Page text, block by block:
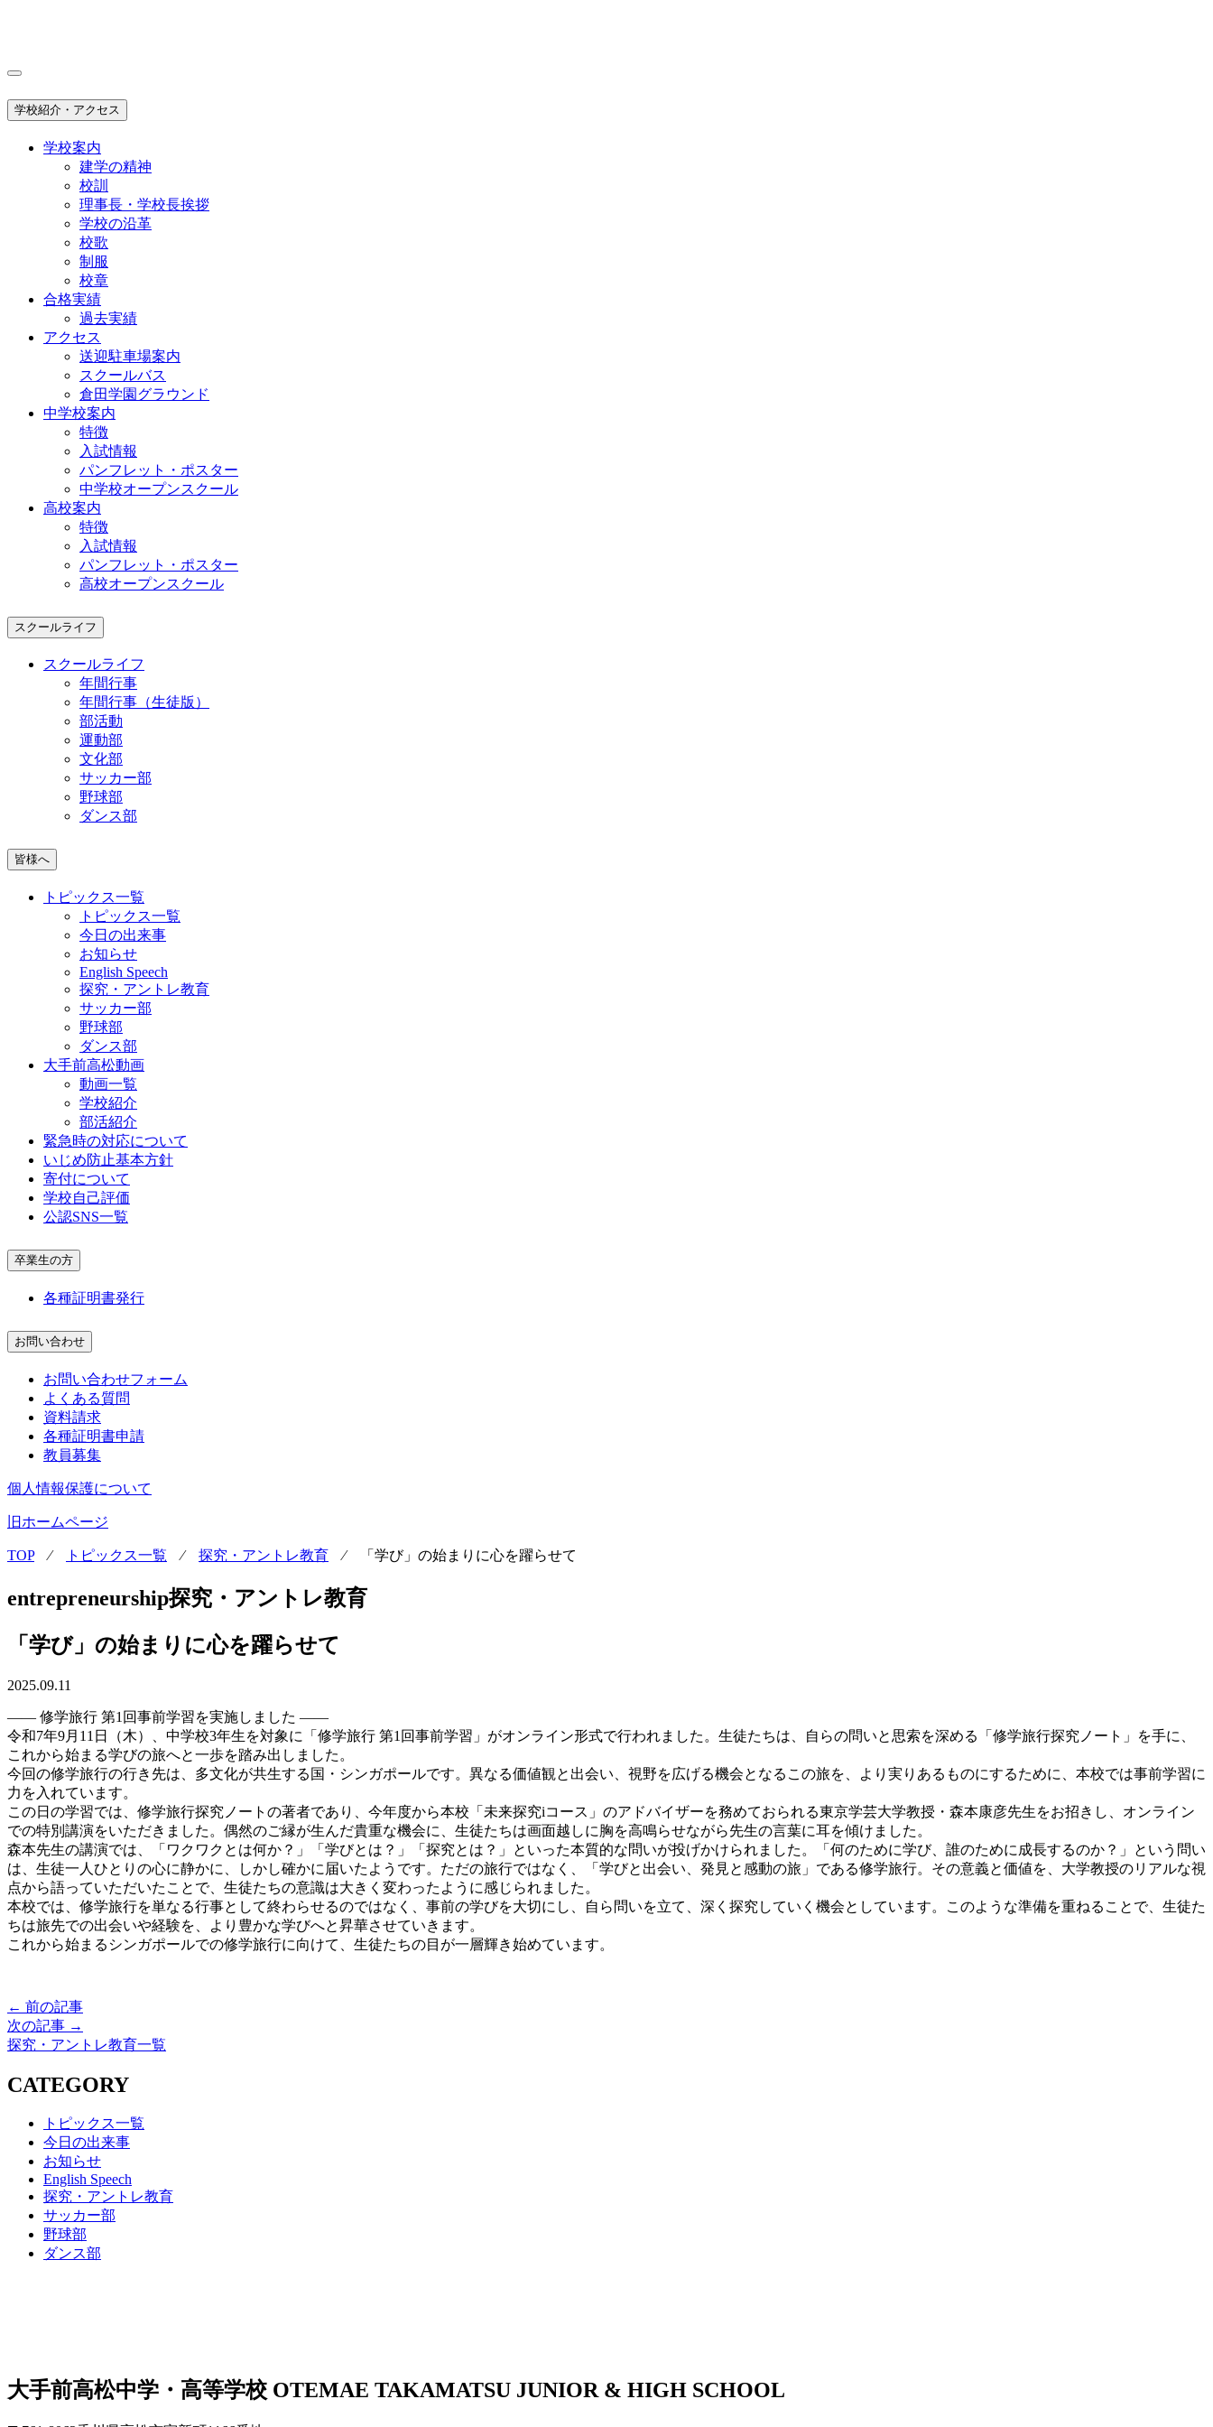
学校紹介・アクセス
学校案内
建学の精神
校訓
理事長・学校長挨拶
学校の沿革
校歌
制服
校章
合格実績
過去実績
アクセス
送迎駐車場案内
スクールバス
倉田学園グラウンド
中学校案内
特徴
入試情報
パンフレット・ポスター
中学校オープンスクール
高校案内
特徴
入試情報
パンフレット・ポスター
高校オープンスクール
スクールライフ
スクールライフ
年間行事
年間行事（生徒版）
部活動
運動部
文化部
サッカー部
野球部
ダンス部
皆様へ
トピックス一覧
トピックス一覧
今日の出来事
お知らせ
English Speech
探究・アントレ教育
サッカー部
野球部
ダンス部
大手前高松動画
動画一覧
学校紹介
部活紹介
緊急時の対応について
いじめ防止基本方針
寄付について
学校自己評価
公認SNS一覧
卒業生の方
各種証明書発行
お問い合わせ
お問い合わせフォーム
よくある質問
資料請求
各種証明書申請
教員募集
個人情報保護について
旧ホームページ
TOP⁄ トピックス一覧 ⁄ 探究・アントレ教育 ⁄ 「学び」の始まりに心を躍らせて
entrepreneurship探究・アントレ教育
「学び」の始まりに心を躍らせて
2025.09.11
―― 修学旅行 第1回事前学習を実施しました ――
令和7年9月11日（木）、中学校3年生を対象に「修学旅行 第1回事前学習」がオンライン形式で行われました。生徒たちは、自らの問いと思索を深める「修学旅行探究ノート」を手に、
これから始まる学びの旅へと一歩を踏み出しました。
今回の修学旅行の行き先は、多文化が共生する国・シンガポールです。異なる価値観と出会い、視野を広げる機会となるこの旅を、より実りあるものにするために、本校では事前学習に
力を入れています。
この日の学習では、修学旅行探究ノートの著者であり、今年度から本校「未来探究iコース」のアドバイザーを務めておられる東京学芸大学教授・森本康彦先生をお招きし、オンライン
での特別講演をいただきました。偶然のご縁が生んだ貴重な機会に、生徒たちは画面越しに胸を高鳴らせながら先生の言葉に耳を傾けました。
森本先生の講演では、「ワクワクとは何か？」「学びとは？」「探究とは？」といった本質的な問いが投げかけられました。「何のために学び、誰のために成長するのか？」という問い
は、生徒一人ひとりの心に静かに、しかし確かに届いたようです。ただの旅行ではなく、「学びと出会い、発見と感動の旅」である修学旅行。その意義と価値を、大学教授のリアルな視
点から語っていただいたことで、生徒たちの意識は大きく変わったように感じられました。
本校では、修学旅行を単なる行事として終わらせるのではなく、事前の学びを大切にし、自ら問いを立て、深く探究していく機会としています。このような準備を重ねることで、生徒た
ちは旅先での出会いや経験を、より豊かな学びへと昇華させていきます。
これから始まるシンガポールでの修学旅行に向けて、生徒たちの目が一層輝き始めています。
← 前の記事
次の記事 →
探究・アントレ教育一覧
CATEGORY
トピックス一覧
今日の出来事
お知らせ
English Speech
探究・アントレ教育
サッカー部
野球部
ダンス部
大手前高松中学・高等学校 OTEMAE TAKAMATSU JUNIOR & HIGH SCHOOL